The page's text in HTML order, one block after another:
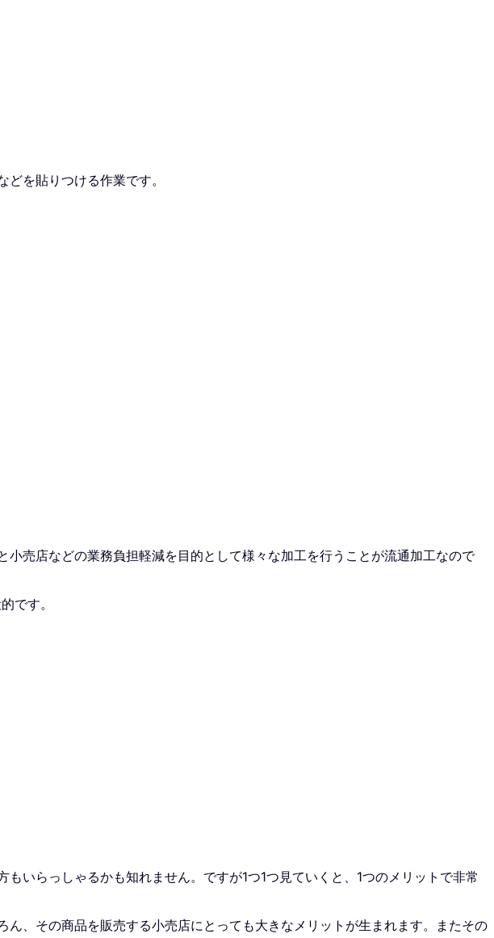
を貼りつける作業です。
売店などの業務負担軽減を目的として様々な加工を行うことが流通加工なので
です。
いらっしゃるかも知れません。ですが1つ1つ見ていくと、1つのメリットで非常
、その商品を販売する小売店にとっても大きなメリットが生まれます。またその